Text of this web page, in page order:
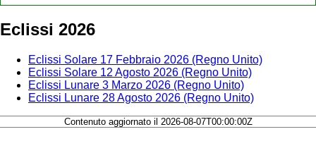
Eclissi 2026
Eclissi Solare 17 Febbraio 2026 (Regno Unito)
Eclissi Solare 12 Agosto 2026 (Regno Unito)
Eclissi Lunare 3 Marzo 2026 (Regno Unito)
Eclissi Lunare 28 Agosto 2026 (Regno Unito)
Contenuto aggiornato il 2026-08-07T00:00:00Z